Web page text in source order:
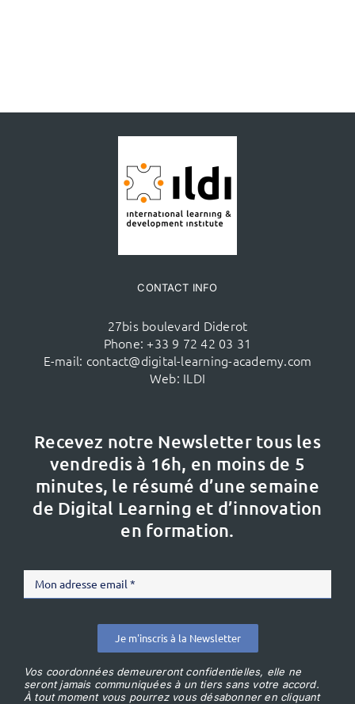
CONTACT INFO
27bis boulevard Diderot
Phone: +33 9 72 42 03 31
E-mail: contact@digital-learning-academy.com
Web: ILDI
Recevez notre Newsletter tous les
vendredis à 16h, en moins de 5
minutes, le résumé d’une semaine
de Digital Learning et d’innovation
en formation.
Je m'inscris à la Newsletter
Vos coordonnées demeureront confidentielles, elle ne
seront jamais communiquées à un tiers sans votre accord.
À tout moment vous pourrez vous désabonner en cliquant